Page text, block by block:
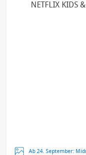
NETFLIX KIDS
Ab 24. September: